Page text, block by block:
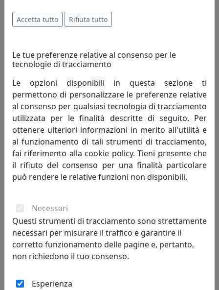
FINITURA GRIGIO TELE
Ferroluce
591,00 €
PLAFONIERA GRANDE C2573-GRN COLLEZIONE MADAME GRES
Ferroluce
591,00 €
Accetta tutto Rifiuta tutto
Le tue preferenze relative al consenso per le
tecnologie di tracciamento
Le opzioni disponibili in questa sezione ti
permettono di personalizzare le preferenze relative
al consenso per qualsiasi tecnologia di tracciamento
utilizzata per le finalità descritte di seguito. Per
ottenere ulteriori informazioni in merito all'utilità e
al funzionamento di tali strumenti di tracciamento,
fai riferimento alla cookie policy. Tieni presente che
il rifiuto del consenso per una finalità particolare
può rendere le relative funzioni non disponibili.
Necessari
Questi strumenti di tracciamento sono strettamente
necessari per misurare il traffico e garantire il
corretto funzionamento delle pagine e, pertanto,
non richiedono il tuo consenso.
Esperienza